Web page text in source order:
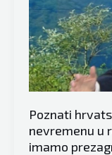
šta
je
kazao
o
“proljetnom
umoru”
Poznati
nevremenu u
imamo